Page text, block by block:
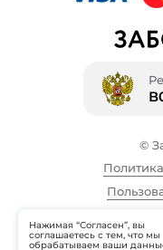
©
Описание
Нажимая “Согласен”, вы
соглашаетесь с тем, что мы
обрабатываем ваши